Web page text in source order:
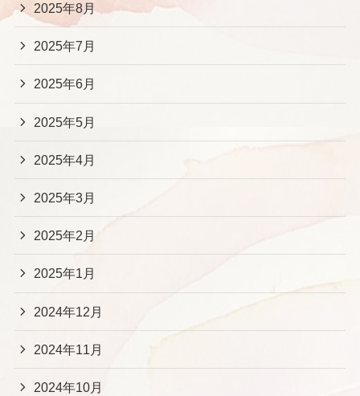
2025年8月
2025年7月
2025年6月
2025年5月
2025年4月
2025年3月
2025年2月
2025年1月
2024年12月
2024年11月
2024年10月